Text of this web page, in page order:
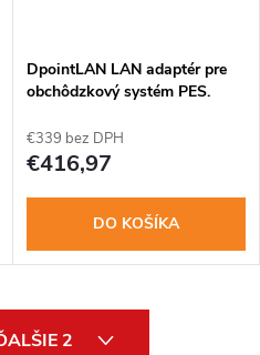
DpointLAN LAN adaptér pre
obchôdzkový systém PES.
€339 bez DPH
€416,97
DO KOŠÍKA
2